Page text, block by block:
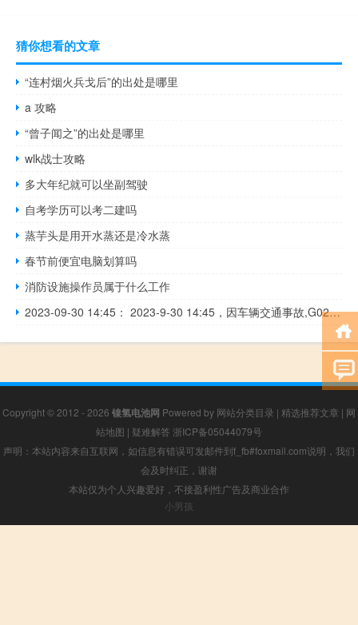
猜你想看的文章
“连村烟火兵戈后”的出处是哪里
a 攻略
“曾子闻之”的出处是哪里
wlk战士攻略
多大年纪就可以坐副驾驶
自考学历可以考二建吗
蒸芋头是用开水蒸还是冷水蒸
春节前便宜电脑划算吗
消防设施操作员属于什么工作
2023-09-30 14:45： 2023-9-30 14:45，因车辆交通事故,G0211津石高速驶往石家庄方向K58+500处（蔡公庄收费站到王官屯互通立交之间）占用第1行车道、第2行车道。 ​​​
Copyright © 2012 - 2026 镍氢电池网 Powered by 网站分类目录 | 精选推荐文章 | 网
站地图 | 疑难解答 浙ICP备05044079号
声明：本站内容来自互联网，如信息有错误可发邮件到f_fb#foxmail.com说明，我们
会及时纠正，谢谢
本站仅为个人兴趣爱好，不接盈利性广告及商业合作
小男孩